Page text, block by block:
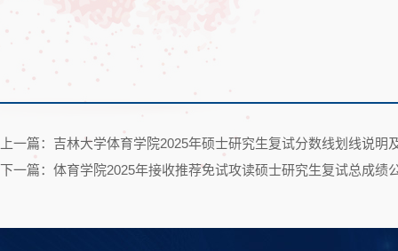
上一篇：吉林大学体育学院2025年硕士研究生复试分数线划线说明
下一篇：体育学院2025年接收推荐免试攻读硕士研究生复试总成绩